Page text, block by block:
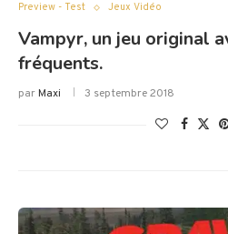
Preview - Test Jeux Vidéo
Vampyr, un jeu original
fréquents.
parMaxi 3 septembre 2018